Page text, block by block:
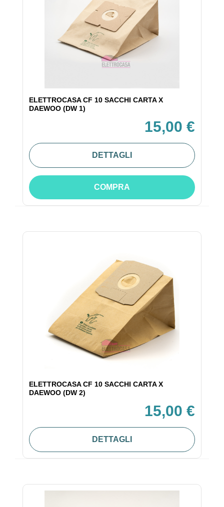
ELETTROCASA CF 10 SACCHI CARTA X
DAEWOO (DW 1)
15,00 €
DETTAGLI
COMPRA
ELETTROCASA CF 10 SACCHI CARTA X
DAEWOO (DW 2)
15,00 €
DETTAGLI